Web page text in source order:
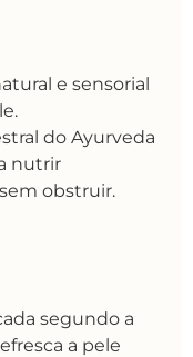
e sensorial
do Ayurveda
nutrir
obstruir.
segundo a
a pele